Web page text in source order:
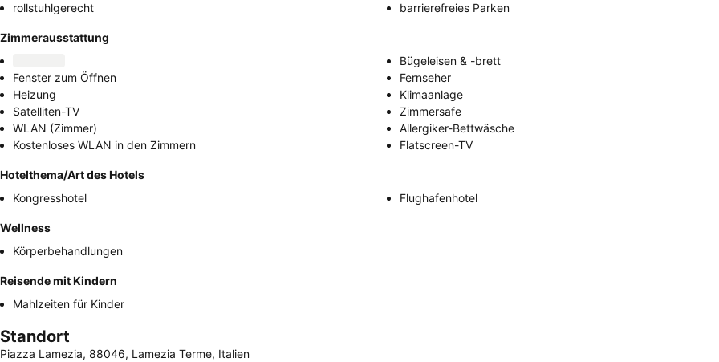
rollstuhlgerecht
barrierefreies Parken
Zimmerausstattung
Bügeleisen & -brett
Fenster zum Öffnen
Fernseher
Heizung
Klimaanlage
Satelliten-TV
Zimmersafe
WLAN (Zimmer)
Allergiker-Bettwäsche
Kostenloses WLAN in den Zimmern
Flatscreen-TV
Hotelthema/Art des Hotels
Kongresshotel
Flughafenhotel
Wellness
Körperbehandlungen
Reisende mit Kindern
Mahlzeiten für Kinder
Standort
Piazza Lamezia, 88046, Lamezia Terme, Italien